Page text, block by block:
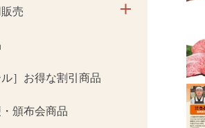
売
ル］お得な割引商品
頒布会商品